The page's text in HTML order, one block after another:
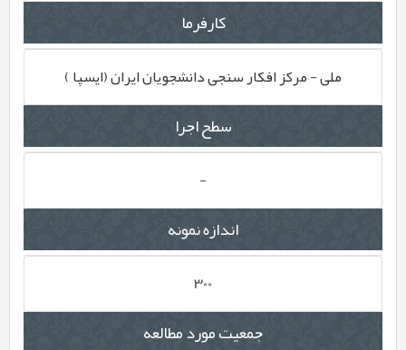
کارفرما
ملی - مرکز افکار سنجی دانشجویان ایران (ایسپا )
سطح اجرا
-
اندازه نمونه
300
جمعیت مورد مطالعه